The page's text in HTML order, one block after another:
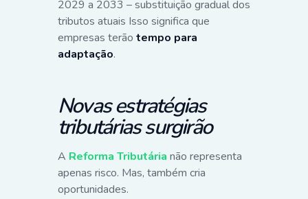
2029 a 2033 – substituição gradual dos
tributos atuais Isso significa que
empresas terão tempo para
adaptação.
Novas estratégias
tributárias surgirão
A Reforma Tributária não representa
apenas risco. Mas, também cria
oportunidades.